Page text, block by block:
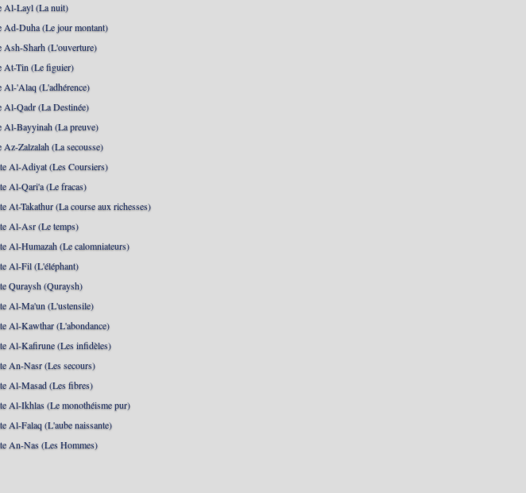
Al-Layl (La nuit)
Ad-Duha (Le jour montant)
Ash-Sharh (L'ouverture)
At-Tin (Le figuier)
Al-'Alaq (L'adhérence)
Al-Qadr (La Destinée)
Al-Bayyinah (La preuve)
Az-Zalzalah (La secousse)
Al-Adiyat (Les Coursiers)
Al-Qari'a (Le fracas)
At-Takathur (La course aux richesses)
Al-Asr (Le temps)
Al-Humazah (Le calomniateurs)
Al-Fil (L'éléphant)
Quraysh (Quraysh)
Al-Ma'un (L'ustensile)
Al-Kawthar (L'abondance)
Al-Kafirune (Les infidèles)
An-Nasr (Les secours)
Al-Masad (Les fibres)
Al-Ikhlas (Le monothéisme pur)
Al-Falaq (L'aube naissante)
An-Nas (Les Hommes)